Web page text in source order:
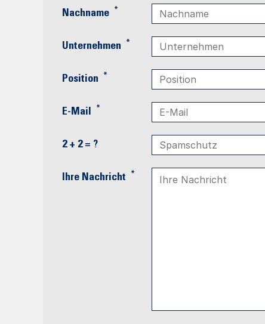
Nachname *
Unternehmen *
Position *
E-Mail *
2 + 2 = ?
Ihre Nachricht *